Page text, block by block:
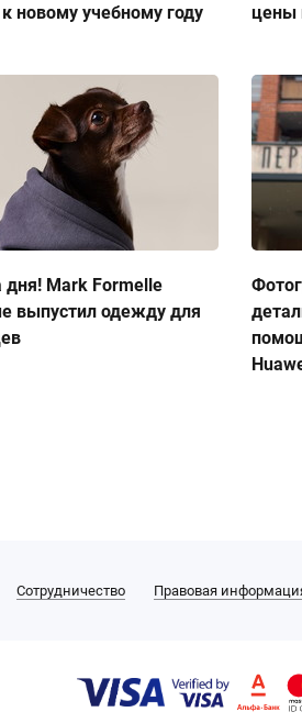
новому учебному году
цены
дня! Mark Formelle
выпустил одежду для
Сотрудничество Правовая